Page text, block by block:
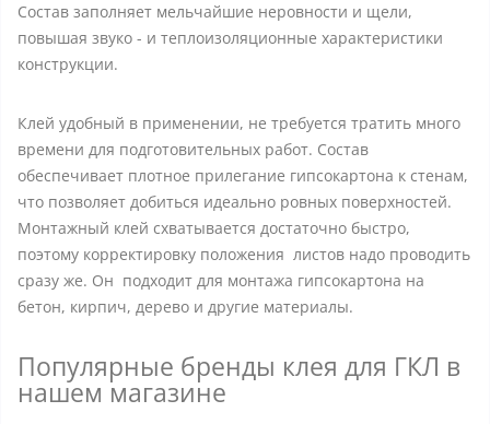
Состав заполняет мельчайшие неровности и щели,
повышая звуко - и теплоизоляционные характеристики
конструкции.
Клей удобный в применении, не требуется тратить много
времени для подготовительных работ. Состав
обеспечивает плотное прилегание гипсокартона к стенам,
что позволяет добиться идеально ровных поверхностей.
Монтажный клей схватывается достаточно быстро,
поэтому корректировку положения листов надо проводить
сразу же. Он подходит для монтажа гипсокартона на
бетон, кирпич, дерево и другие материалы.
Популярные бренды клея для ГКЛ в
нашем магазине